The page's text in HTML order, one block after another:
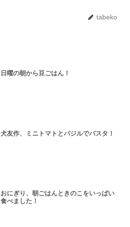
tabeko
日曜の朝から豆ごはん！
犬友作、ミニトマトとバジルでパスタ！
おにぎり、朝ごはんときのこをいっぱい
食べました！